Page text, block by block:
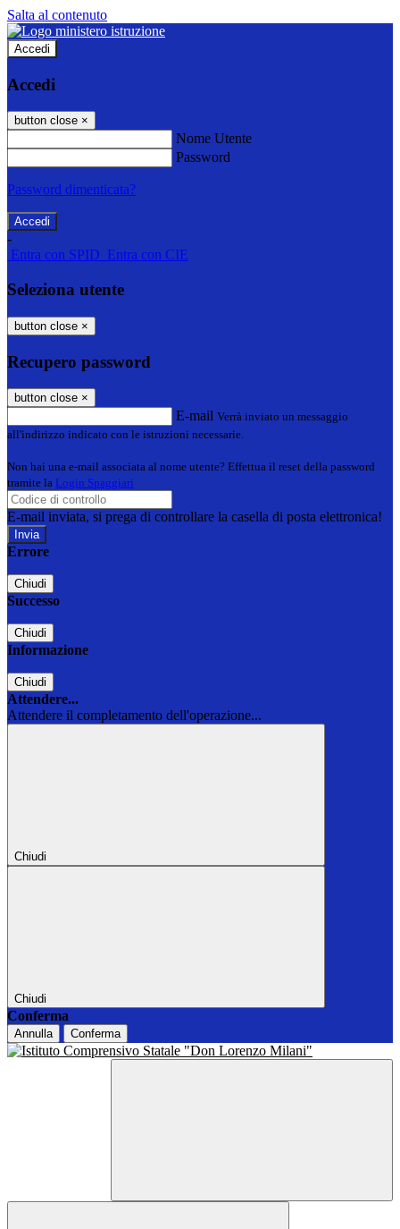
Salta al contenuto
Accedi
Accedi
button close ×
Nome Utente
Password
Password dimenticata?
-
Entra con SPID Entra con CIE
Seleziona utente
button close ×
Recupero password
button close ×
E-mail Verrà inviato un messaggio
all'indirizzo indicato con le istruzioni necessarie.
Non hai una e-mail associata al nome utente? Effettua il reset della password
tramite la Login Spaggiari
E-mail inviata, si prega di controllare la casella di posta elettronica!
Errore
Chiudi
Successo
Chiudi
Informazione
Chiudi
Attendere...
Attendere il completamento dell'operazione...
Chiudi
Chiudi
Conferma
Annulla Conferma